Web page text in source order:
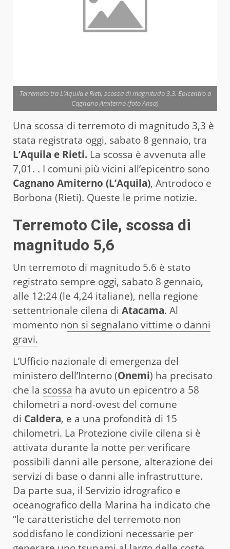
Terremoto tra L'Aquila e Rieti, scossa di magnitudo 3,3. Epicentro a
Cagnano Amiterno (foto Ansa)
Una scossa di terremoto di magnitudo 3,3 è
stata registrata oggi, sabato 8 gennaio, tra
L’Aquila e Rieti. La scossa è avvenuta alle
7,01. . I comuni più vicini all’epicentro sono
Cagnano Amiterno (L’Aquila), Antrodoco e
Borbona (Rieti). Queste le prime notizie.
Terremoto Cile, scossa di
magnitudo 5,6
Un terremoto di magnitudo 5.6 è stato
registrato sempre oggi, sabato 8 gennaio,
alle 12:24 (le 4,24 italiane), nella regione
settentrionale cilena di Atacama. Al
momento non si segnalano vittime o danni
gravi.
L’Ufficio nazionale di emergenza del
ministero dell’Interno (Onemi) ha precisato
che la scossa ha avuto un epicentro a 58
chilometri a nord-ovest del comune
di Caldera, e a una profondità di 15
chilometri. La Protezione civile cilena si è
attivata durante la notte per verificare
possibili danni alle persone, alterazione dei
servizi di base o danni alle infrastrutture.
Da parte sua, il Servizio idrografico e
oceanografico della Marina ha indicato che
“le caratteristiche del terremoto non
soddisfano le condizioni necessarie per